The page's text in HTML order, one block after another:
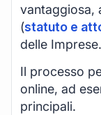
vantaggiosa,
(statuto e
delle Imprese.
Il processo
online, ad
principali.